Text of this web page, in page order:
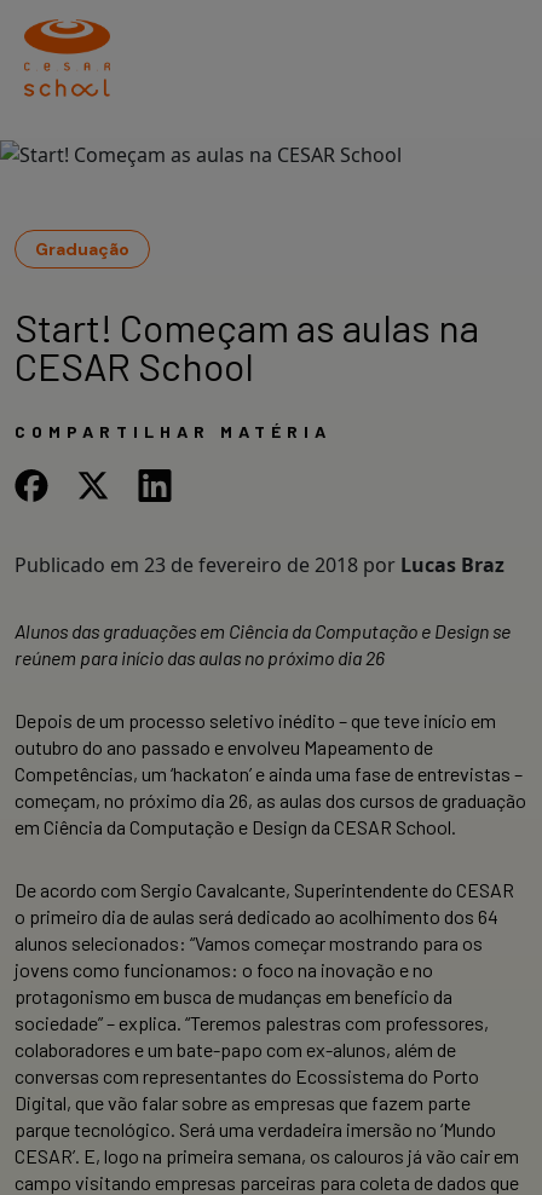
Graduação
Start! Começam as aulas na
CESAR School
COMPARTILHAR MATÉRIA
Publicado em 23 de fevereiro de 2018 por Lucas Braz
Alunos das graduações em Ciência da Computação e Design se
reúnem para início das aulas no próximo dia 26
Depois de um processo seletivo inédito – que teve início em
outubro do ano passado e envolveu Mapeamento de
Competências, um ‘hackaton’ e ainda uma fase de entrevistas –
começam, no próximo dia 26, as aulas dos cursos de graduação
em Ciência da Computação e Design da CESAR School.
De acordo com Sergio Cavalcante, Superintendente do CESAR
o primeiro dia de aulas será dedicado ao acolhimento dos 64
alunos selecionados: “Vamos começar mostrando para os
jovens como funcionamos: o foco na inovação e no
protagonismo em busca de mudanças em benefício da
sociedade” – explica. “Teremos palestras com professores,
colaboradores e um bate-papo com ex-alunos, além de
conversas com representantes do Ecossistema do Porto
Digital, que vão falar sobre as empresas que fazem parte
parque tecnológico. Será uma verdadeira imersão no ‘Mundo
CESAR’. E, logo na primeira semana, os calouros já vão cair em
campo visitando empresas parceiras para coleta de dados que